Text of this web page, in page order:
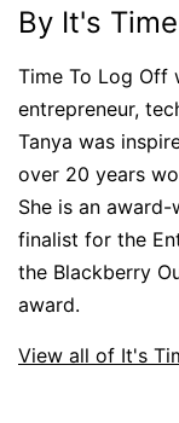
By It's
Time To Log Off
entrepreneur,
Tanya was
over 20 years
She is an
finalist for the
the Blackberry
award.
View all of It's